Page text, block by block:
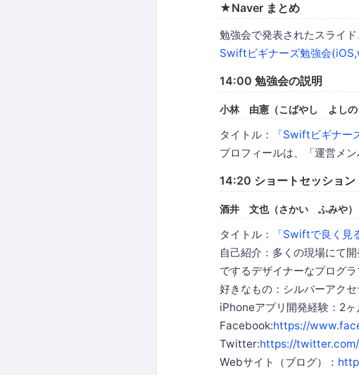
★Naver まとめ
勉強会で発表されたスライド
Swiftビギナーズ勉強会
14:00 勉強会の説明
小林 由憲（こばやし よしの
タイトル：
「Swiftビギナー
プロフィールは、「運営メン
14:20 ショートセッション
酒井 文也（さかい ふみや）
タイトル：
「Swiftで良く見
自己紹介：多くの現場にて
でするデザイナーなプログ
好きなもの：シルバーアク
iPhoneアプリ開発経験：2ヶ
Facebook:https://
Twitter:https://
Webサイト（ブログ）：